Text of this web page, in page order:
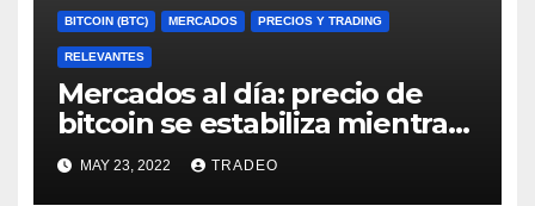
BITCOIN (BTC) MERCADOS PRECIOS Y TRADING
RELEVANTES
Mercados al día: precio de
bitcoin se estabiliza mientras
la acumulación se mantiene
MAY 23, 2022 TRADEO